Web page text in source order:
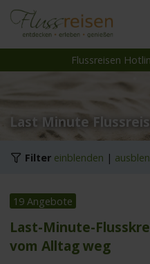
Themen
Reedereien
Schiffe
Wissen
Flussreisen
Last Minute
Filter einblenden |
19 Angebote
Last-Minute-
vom Alltag weg